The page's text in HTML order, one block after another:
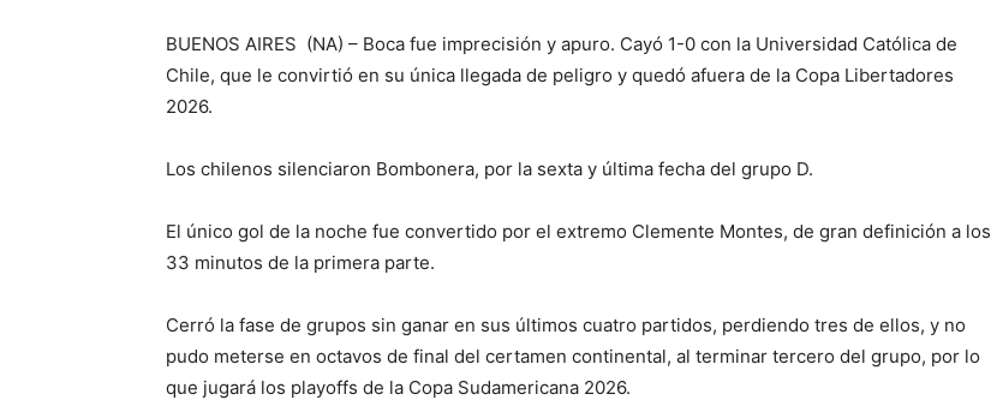
BUENOS AIRES (NA) – Boca fue imprecisión y apuro. Cayó 1-0 con la Universidad Católica de
Chile, que le convirtió en su única llegada de peligro y quedó afuera de la Copa Libertadores
2026.
Los chilenos silenciaron Bombonera, por la sexta y última fecha del grupo D.
El único gol de la noche fue convertido por el extremo Clemente Montes, de gran definición a los
33 minutos de la primera parte.
Cerró la fase de grupos sin ganar en sus últimos cuatro partidos, perdiendo tres de ellos, y no
pudo meterse en octavos de final del certamen continental, al terminar tercero del grupo, por lo
que jugará los playoffs de la Copa Sudamericana 2026.